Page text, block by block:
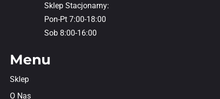
Sklep Stacjonarny:
Pon-Pt 7:00-18:00
Sob 8:00-16:00
Menu
Sklep
O Nas